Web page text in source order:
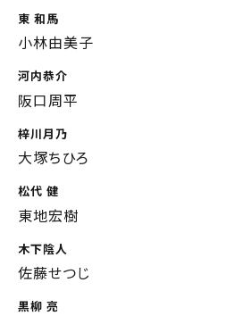
東 和馬
小林由美子
河内恭介
阪口周平
梓川月乃
大塚ちひろ
松代 健
東地宏樹
木下陰人
佐藤せつじ
黒柳 亮